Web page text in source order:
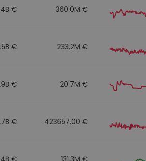
€ 360.0M €
€ 233.2M €
€ 20.7M €
€ 423657.00 €
€ 131.3M €